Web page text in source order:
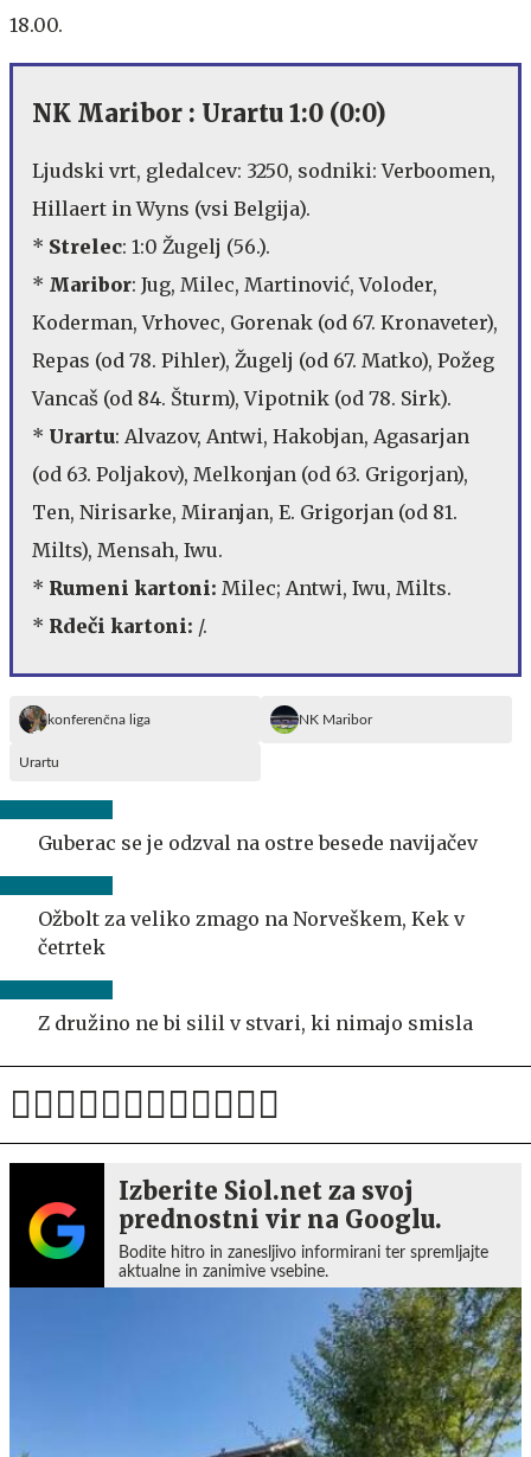
18.00.
NK Maribor : Urartu 1:0 (0:0)
Ljudski vrt, gledalcev: 3250, sodniki: Verboomen,
Hillaert in Wyns (vsi Belgija).
* Strelec: 1:0 Žugelj (56.).
* Maribor: Jug, Milec, Martinović, Voloder,
Koderman, Vrhovec, Gorenak (od 67. Kronaveter),
Repas (od 78. Pihler), Žugelj (od 67. Matko), Požeg
Vancaš (od 84. Šturm), Vipotnik (od 78. Sirk).
* Urartu: Alvazov, Antwi, Hakobjan, Agasarjan
(od 63. Poljakov), Melkonjan (od 63. Grigorjan),
Ten, Nirisarke, Miranjan, E. Grigorjan (od 81.
Milts), Mensah, Iwu.
* Rumeni kartoni: Milec; Antwi, Iwu, Milts.
* Rdeči kartoni: /.
konferenčna liga NK Maribor
Urartu
Guberac se je odzval na ostre besede navijačev
Ožbolt za veliko zmago na Norveškem, Kek v
četrtek
Z družino ne bi silil v stvari, ki nimajo smisla
Izberite Siol.net za svoj
prednostni vir na Googlu.
Bodite hitro in zanesljivo informirani ter spremljajte
aktualne in zanimive vsebine.